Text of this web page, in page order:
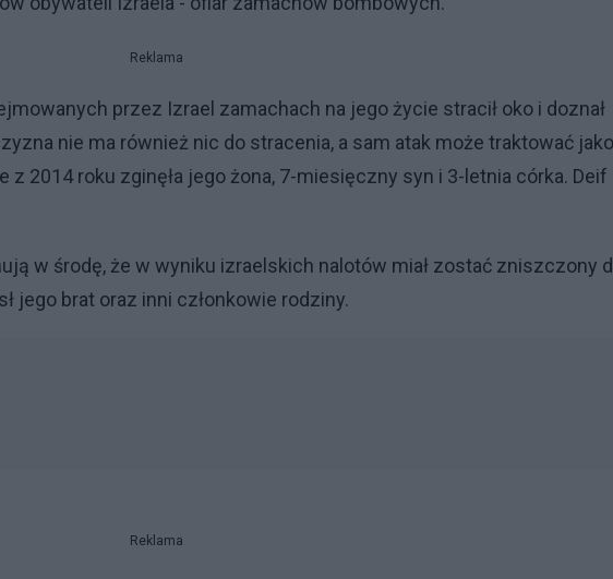
Reklama
przez Izrael zamachach na jego życie stracił oko i doznał
nie ma również nic do stracenia, a sam atak może traktować jako
2014 roku zginęła jego żona, 7-miesięczny syn i 3-letnia córka. Deif
w środę, że w wyniku izraelskich nalotów miał zostać zniszczony
jego brat oraz inni członkowie rodziny.
Reklama